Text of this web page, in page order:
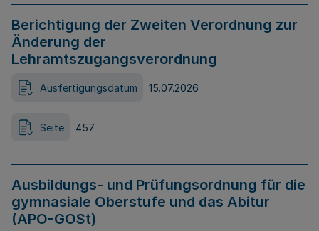
Berichtigung der Zweiten Verordnung zur
Änderung der
Lehramtszugangsverordnung
Ausfertigungsdatum 15.07.2026
Seite 457
Ausbildungs- und Prüfungsordnung für die
gymnasiale Oberstufe und das Abitur
(APO-GOSt)